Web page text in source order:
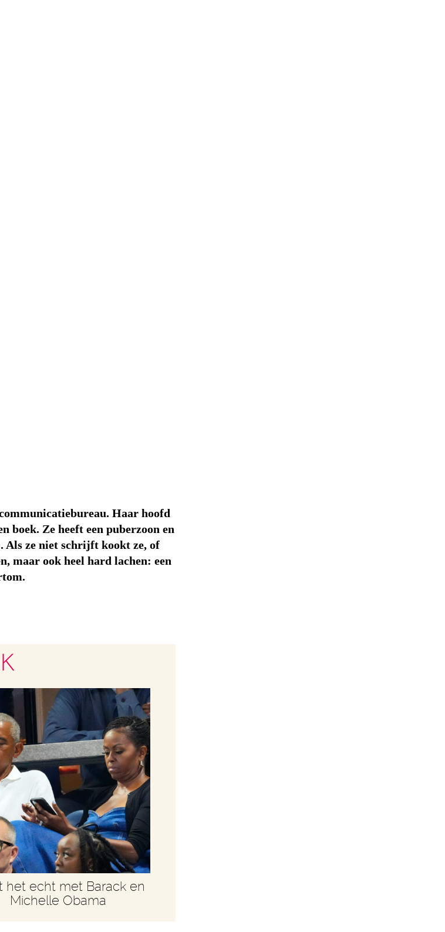
Haar hoofd
boek. Ze heeft een puberzoon en
Als ze niet schrijft kookt ze, of
maar ook heel hard lachen: een
het echt met Barack en
Michelle Obama